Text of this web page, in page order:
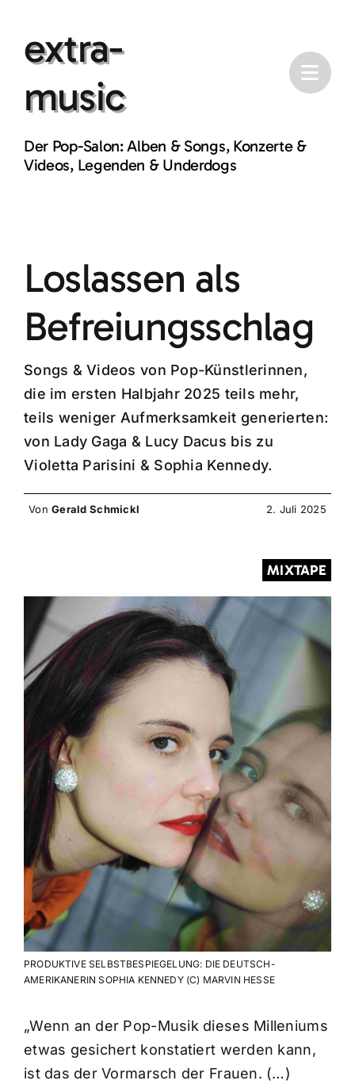
contentextra-
music
Der Pop-Salon: Alben & Songs, Konzerte &
Videos, Legenden & Underdogs
Loslassen als
Befreiungsschlag
Songs & Videos von Pop-Künstlerinnen,
die im ersten Halbjahr 2025 teils mehr,
teils weniger Aufmerksamkeit generierten:
von Lady Gaga & Lucy Dacus bis zu
Violetta Parisini & Sophia Kennedy.
VonGerald Schmickl 2. Juli 2025
MIXTAPE
PRODUKTIVE SELBSTBESPIEGELUNG: DIE DEUTSCH-
AMERIKANERIN SOPHIA KENNEDY (C) MARVIN HESSE
„Wenn an der Pop-Musik dieses Milleniums
etwas gesichert konstatiert werden kann,
ist das der Vormarsch der Frauen. (…)